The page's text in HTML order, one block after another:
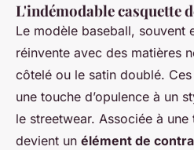
L'indémodable casquette
Le modèle baseball, souvent
réinvente avec des matières
côtelé ou le satin doublé.
une touche d’opulence à un
le streetwear. Associée à
devient un élément de